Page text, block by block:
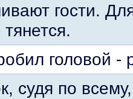
гости.
головой -
судя по